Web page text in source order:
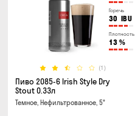
Горечь
30 IBU
Плотность
13 %
(1)
Пиво 2085-6 Irish Style Dry
Stout 0.33л
Темное, Нефильтрованное, 5°